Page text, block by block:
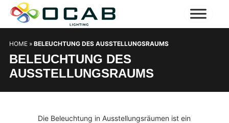
HOME» BELEUCHTUNG DES AUSSTELLUNGSRAUMS
BELEUCHTUNG DES
AUSSTELLUNGSRAUMS
Die Beleuchtung in Ausstellungsräumen ist ein